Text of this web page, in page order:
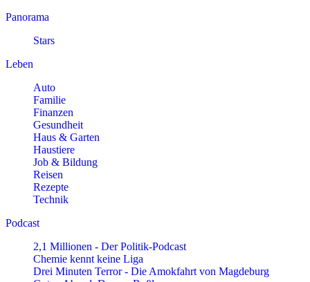
Panorama
Stars
Leben
Auto
Familie
Finanzen
Gesundheit
Haus & Garten
Haustiere
Job & Bildung
Reisen
Rezepte
Technik
Podcast
2,1 Millionen - Der Politik-Podcast
Chemie kennt keine Liga
Drei Minuten Terror - Die Amokfahrt von Magdeburg